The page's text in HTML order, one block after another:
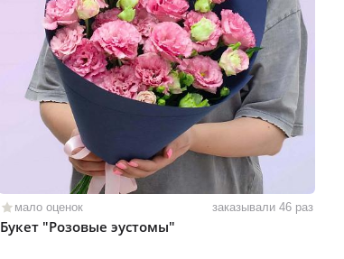
мало оценок заказывали 46 раз
Букет "Розовые эустомы"